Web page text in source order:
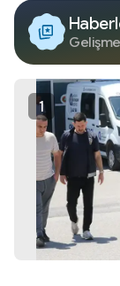
Edin
1